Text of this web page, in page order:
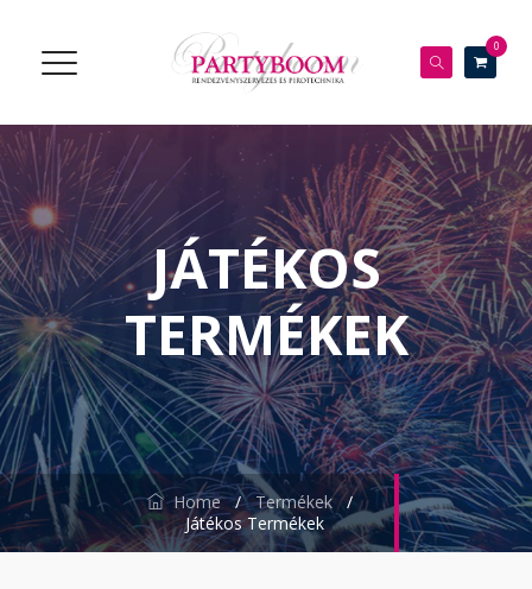
0
JÁTÉKOS
TERMÉKEK
Home/ Termékek/
Játékos Termékek